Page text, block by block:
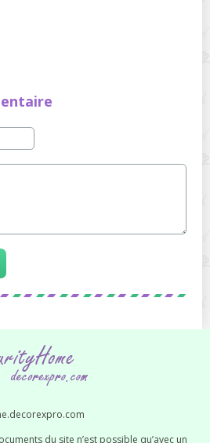
du site n’est possible qu’avec un